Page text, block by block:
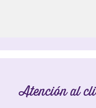
Atención al